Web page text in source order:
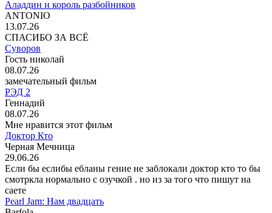
Аладдин и король разбойников
ANTONIO
13.07.26
СПАСИБО ЗА ВСЁ
Суворов
Гость николай
08.07.26
замечательный фильм
РЭД 2
Геннадий
08.07.26
Мне нравится этот фильм
Доктор Кто
Черная Мечница
29.06.26
Если бы еслибы ебланы гение не заблокали доктор кто то бы
смотркла нормально с озучкой . но из за того что пишут на
саете
Pearl Jam: Нам двадцать